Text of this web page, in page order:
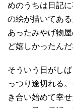
めのうちは日記
の絵が描いてあ
あったみやげ物
ど嬉しかったん
そういう日がし
っつり途切れる
き合い始めて幸